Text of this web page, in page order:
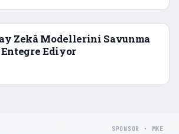
Zekâ Modellerini Savunma
Ediyor
SPONSOR · MKE